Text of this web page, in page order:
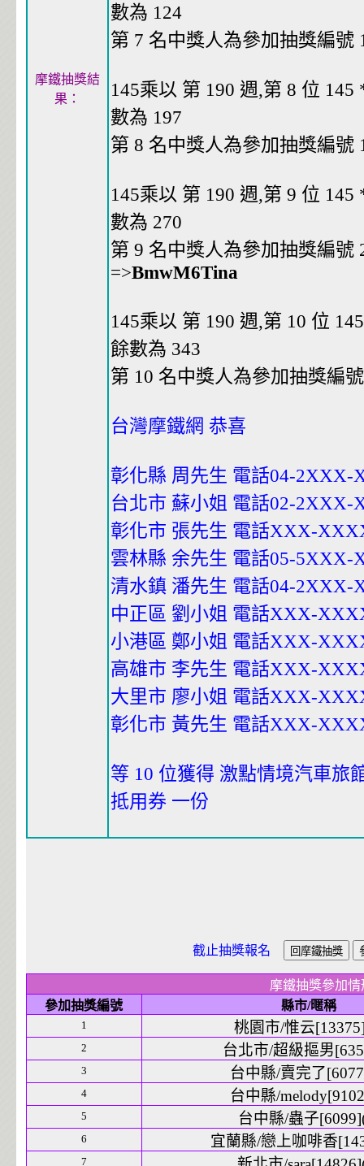
摩鐵抽獎結
果：
數為 124
第 7 名中獎人為參加抽獎編號
145乘以 第 190 週,第 8 位
數為 197
第 8 名中獎人為參加抽獎編號
145乘以 第 190 週,第 9 位
數為 270
第 9 名中獎人為參加抽獎編號
=>BmwM6Tina
145乘以 第 190 週,第 10 位
餘數為 343
第 10 名中獎人為參加抽獎編
台灣摩鐵網 恭喜
彰化縣 周先生 電話04-2XXX-
台北市 蘇小姐 電話02-2XXX-
彰化市 張先生 電話XXX-
雲林縣 余先生 電話05-5XXX-
清水鎮 潘先生 電話04-2XXX-
中正區 劉小姐 電話XXX-
小港區 鄭小姐 電話XXX-
高雄市 李先生 電話XXX-
大里市 廖小姐 電話XXX-
彰化市 黃先生 電話XXX-
等 10 位獲得 激點情境汽車旅
抵用券 一份
截止抽獎報名
摩鐵抽獎參加情
參加抽獎編號
縣市/暱稱
1 桃園市/惟云
2 台北市/超級摳男
3 台中縣/賣完了
4 台中縣/
5 台中縣/蟲子
6 宜蘭縣/戀上咖啡香
7